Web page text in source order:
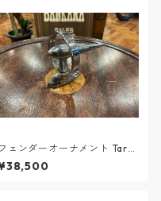
フェンダーオーナメント Targ